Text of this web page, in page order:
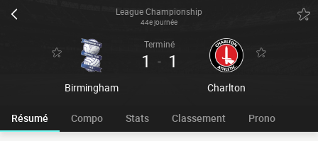
League Championship
44e journée
Birmingham
Terminé
1 - 1
Charlton
Résumé Compo Stats Classement Prono